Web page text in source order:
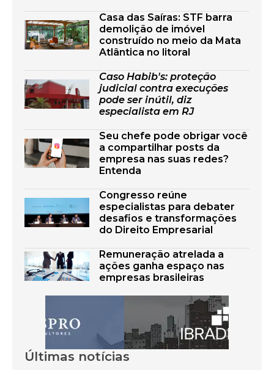
Casa das Saíras: STF barra
demolição de imóvel
construído no meio da Mata
Atlântica no litoral
Caso Habib's: proteção
judicial contra execuções
pode ser inútil, diz
especialista em RJ
Seu chefe pode obrigar você
a compartilhar posts da
empresa nas suas redes?
Entenda
Congresso reúne
especialistas para debater
desafios e transformações
do Direito Empresarial
Remuneração atrelada a
ações ganha espaço nas
empresas brasileiras
Últimas notícias